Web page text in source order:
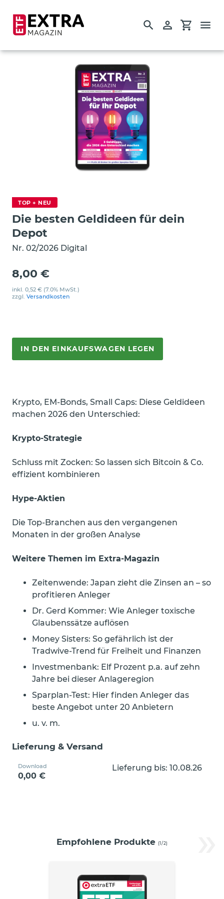
Direkt
SuchenEinloggen
Einzelausgaben
TOP + NEU
Die besten Geldideen für dein
Depot
Nr. 02/2026 Digital
8,00 €
inkl. 0,52 € (7.0% MwSt.)
zzgl. Versandkosten
IN DEN EINKAUFSWAGEN LEGEN
Krypto, EM-Bonds, Small Caps: Diese Geldideen
machen 2026 den Unterschied:
Krypto-Strategie
Schluss mit Zocken: So lassen sich Bitcoin & Co.
effizient kombinieren
Hype-Aktien
Die Top-Branchen aus den vergangenen
Monaten in der großen Analyse
Weitere Themen im Extra-Magazin
Zeitenwende: Japan zieht die Zinsen an – so
profitieren Anleger
Dr. Gerd Kommer: Wie Anleger toxische
Glaubenssätze auflösen
Money Sisters: So gefährlich ist der
Tradwive-Trend für Freiheit und Finanzen
Investmenbank: Elf Prozent p.a. auf zehn
Jahre bei dieser Anlageregion
Sparplan-Test: Hier finden Anleger das
beste Angebot unter 20 Anbietern
u. v. m.
Lieferung & Versand
Download
0,00 €
Lieferung bis: 10.08.26
Empfohlene Produkte (1 /2)
Guide